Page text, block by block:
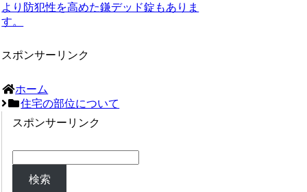
より防犯性を高めた鎌デッド錠もありま
す。
スポンサーリンク
ホーム
住宅の部位について
スポンサーリンク
検索